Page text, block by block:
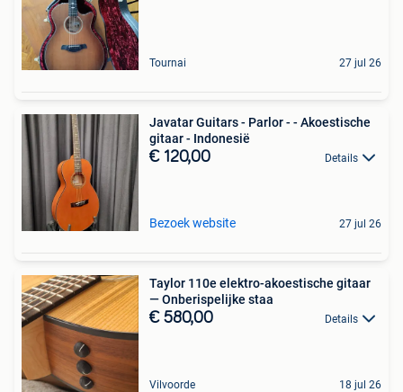
Tournai 27 jul 26
Javatar Guitars - Parlor - - Akoestische
gitaar - Indonesië
€ 120,00 Details
Bezoek website 27 jul 26
Taylor 110e elektro-akoestische gitaar
— Onberispelijke staa
€ 580,00 Details
Vilvoorde 18 jul 26